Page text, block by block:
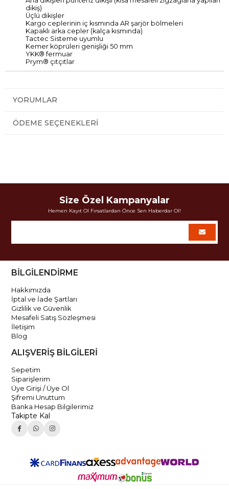
dikiş)
Üçlü dikişler
Kargo ceplerinin iç kısmında AR şarjör bölmeleri
Kapaklı arka cepler (kalça kısmında)
Tactec Sisteme uyumlu
Kemer köprüleri genişliği 50 mm
YKK® fermuar
Prym® çıtçıtlar
YORUMLAR
ÖDEME SEÇENEKLERI
Size Özel Kampanyalar
Hemen Kayıt Ol Fırsatlardan Önce Sen Haberdar Ol!
BİLGİLENDİRME
Hakkımızda
İptal ve İade Şartları
Gizlilik ve Güvenlik
Mesafeli Satış Sözleşmesi
İletişim
Blog
ALIŞVERİŞ BİLGİLERİ
Sepetim
Siparişlerim
Üye Girişi / Üye Ol
Şifremi Unuttum
Banka Hesap Bilgilerimiz
Takipte Kal